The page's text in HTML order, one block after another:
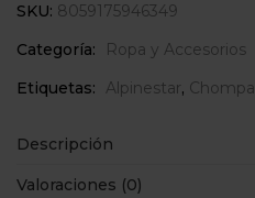
SKU: 8059175946349
Categoría:
Ropa y Accesorios
Etiquetas:
Alpinestar, Chompa
Descripción
Valoraciones (0)